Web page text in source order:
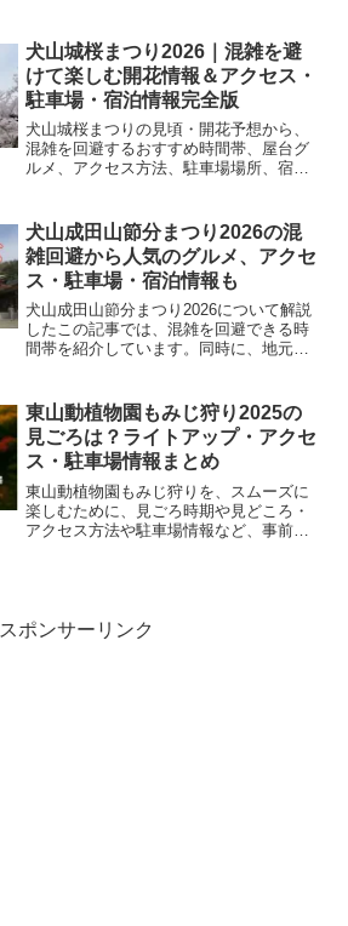
トも紹介します。
犬山城桜まつり2026｜混雑を避
けて楽しむ開花情報＆アクセス・
駐車場・宿泊情報完全版
犬山城桜まつりの見頃・開花予想から、
混雑を回避するおすすめ時間帯、屋台グ
ルメ、アクセス方法、駐車場場所、宿泊
ットや人力車、遊覧船情報も紹介。春の
絶景と歴史ロマンを満喫する完全ガイド
です。
犬山成田山節分まつり2026の混
雑回避から人気のグルメ、アクセ
ス・駐車場・宿泊情報も
犬山成田山節分まつり2026について解説
したこの記事では、混雑を回避できる時
間帯を紹介しています。同時に、地元で
く解説しました。2月3日（火）特別年男
年女豆まき式の時間帯は一般的に賑わう
傾向がありますので、混雑を避けたい方
は、できるだけこれらの時間帯を避ける
ことをおすすめします。
東山動植物園もみじ狩り2025の
見ごろは？ライトアップ・アクセ
ス・駐車場情報まとめ
東山動植物園もみじ狩りを、スムーズに
楽しむために、見ごろ時期や見どころ・
アクセス方法や駐車場情報など、事前に
スポンサーリンク